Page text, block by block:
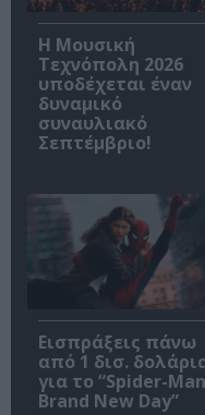
Η Μουσική
Τεχνόπολη 2026
υποδέχεται έναν
δυναμικό
συναυλιακό
Σεπτέμβριο!
Εισπράξεις πάνω
από 1 δισ.
για το “Spider-
Brand New Day”